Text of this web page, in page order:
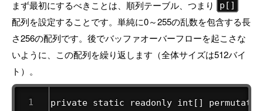
まず最初にするべきことは、順列テーブル、つまり p[]
配列を設定することです。単純に0～255の乱数を包含する長
さ256の配列です。後でバッファオーバーフローを起こさな
いように、この配列を繰り返します（全体サイズは512バイ
ト）。
private static readonly int[]